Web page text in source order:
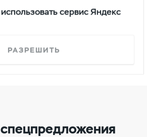
акции в дилерских
сайтеЛК Европлан.
сервис Яндекс
РАЗРЕШИТЬ